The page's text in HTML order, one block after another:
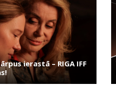
ierastā – RIGA IFF